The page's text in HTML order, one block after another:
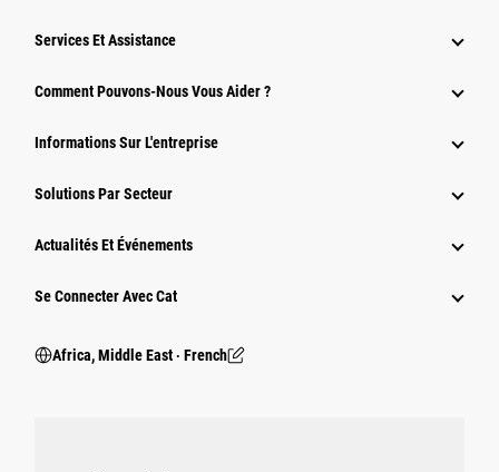
Services Et Assistance
Comment Pouvons-Nous Vous Aider ?
Informations Sur L'entreprise
Solutions Par Secteur
Actualités Et Événements
Se Connecter Avec Cat
Africa, Middle East ‧ French